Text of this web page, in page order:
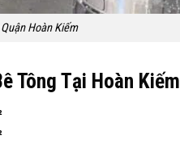
Hoàn Kiếm
Tông Tại Hoàn Kiếm